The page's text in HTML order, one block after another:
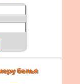
белья